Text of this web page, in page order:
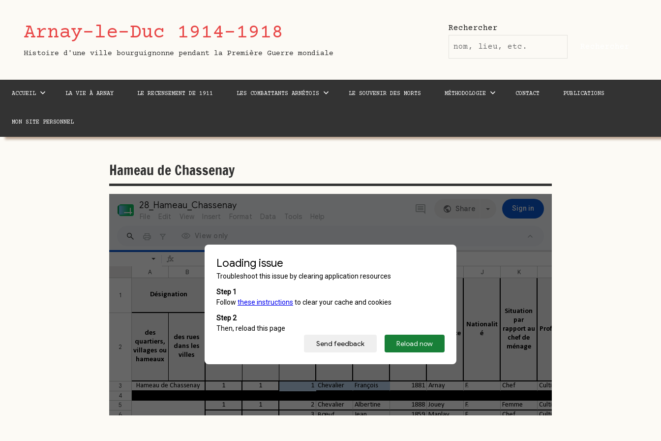
contenuArnay-le-Duc 1914-1918
Histoire d'une ville bourguignonne pendant la Première Guerre mondiale
Rechercher
ACCUEIL LA VIE À ARNAY LE RECENSEMENT DE 1911 LES COMBATTANTS ARNÉTOIS LE SOUVENIR DES MORTS MÉTHODOLOGIE CONTACT PUBLICATIONS
MON SITE PERSONNEL
Hameau de Chassenay